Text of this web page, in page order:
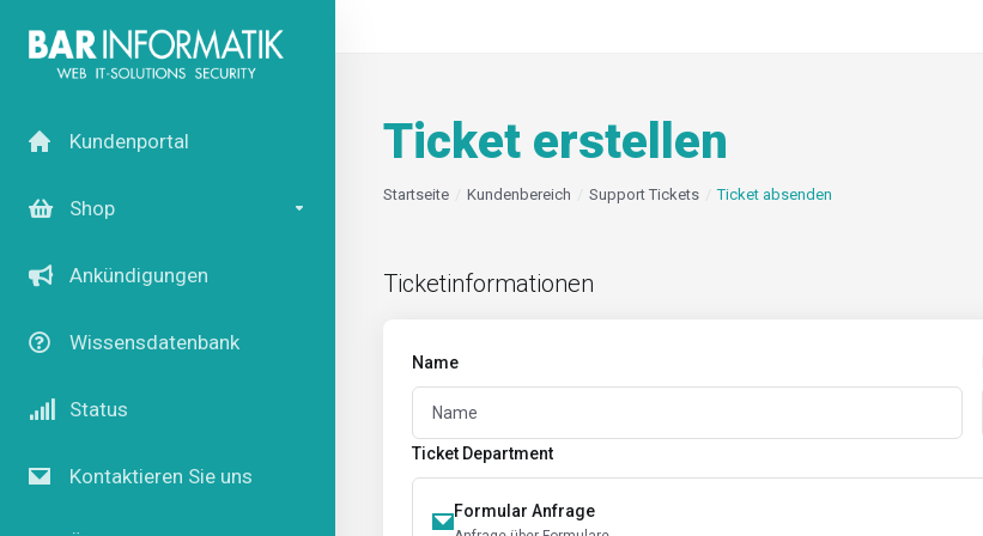
Kundenportal
Shop
Ankündigungen
Wissensdatenbank
Status
Kontaktieren Sie uns
Ticket erstellen
Startseite Kundenbereich Support Tickets Ticket absenden
Ticketinformationen
Name
Ticket Department
Formular Anfrage